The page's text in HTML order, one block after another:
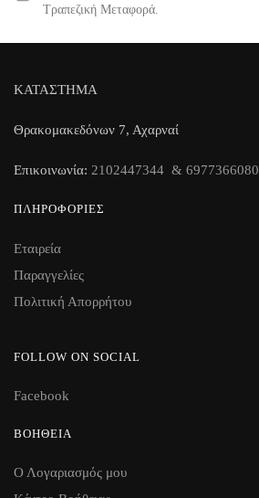
Τραπεζική Μεταφορά.
ΚΑΤΑΣΤΗΜΑ
Θρακομακεδόνων 7, Αχαρναί
Επικοινωνία: 2102447344 & 6977366080
ΠΛΗΡΟΦΟΡΊΕΣ
Εταιρεία
Παραγγελίες
Πολιτική Απορρήτου
FOLLOW ON SOCIAL
Facebook
ΒΟΉΘΕΙΑ
Ο Λογαριασμός μου